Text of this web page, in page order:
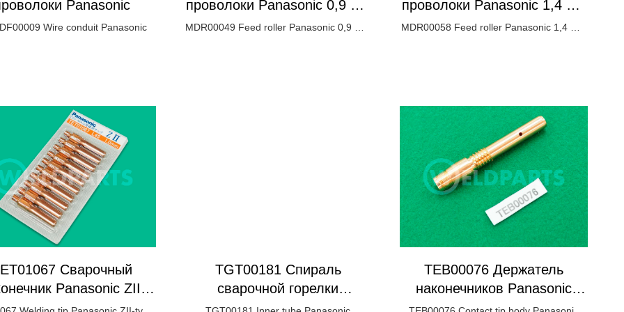
Panasonic
Wire conduit Panasonic
проволоки Panasonic 0,9 мм
- 0,9 мм
MDR00049 Feed roller Panasonic 0,9 mm
проволоки Panasonic 1,4 мм
- 1,6 мм
MDR00058 Feed roller Panasonic 1,4 mm
Сварочный
Panasonic ZII-
Ø1,0мм/L45мм
TGT00181 Спираль
сварочной горелки
Panasonic
TEB00076 Держатель
наконечников Panasonic
CO2/MAG для 350А